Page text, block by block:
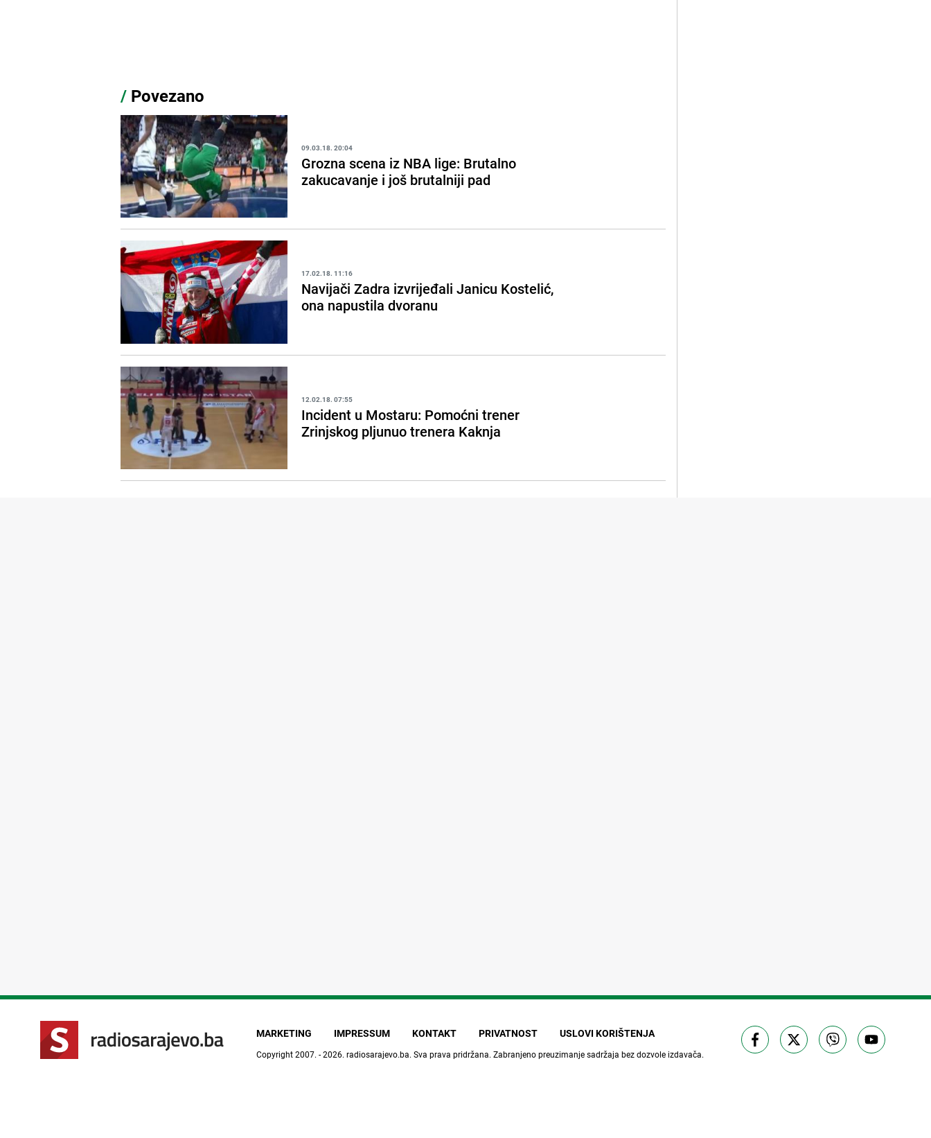
/ Povezano
09.03.18. 20:04
Grozna scena iz NBA lige: Brutalno
zakucavanje i još brutalniji pad
17.02.18. 11:16
Navijači Zadra izvrijeđali Janicu Kostelić,
ona napustila dvoranu
12.02.18. 07:55
Incident u Mostaru: Pomoćni trener
Zrinjskog pljunuo trenera Kaknja
MARKETING IMPRESSUM KONTAKT PRIVATNOST USLOVI KORIŠTENJA
Copyright 2007. - 2026. radiosarajevo.ba. Sva prava pridržana. Zabranjeno preuzimanje sadržaja bez dozvole izdavača.